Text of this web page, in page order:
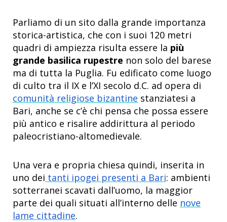
Parliamo di un sito dalla grande importanza
storica-artistica, che con i suoi 120 metri
quadri di ampiezza risulta essere la più
grande basilica rupestre non solo del barese
ma di tutta la Puglia. Fu edificato come luogo
di culto tra il IX e l’XI secolo d.C. ad opera di
comunità religiose bizantine stanziatesi a
Bari, anche se c’è chi pensa che possa essere
più antico e risalire addirittura al periodo
paleocristiano-altomedievale.
Una vera e propria chiesa quindi, inserita in
uno dei tanti ipogei presenti a Bari: ambienti
sotterranei scavati dall’uomo, la maggior
parte dei quali situati all’interno delle nove
lame cittadine.